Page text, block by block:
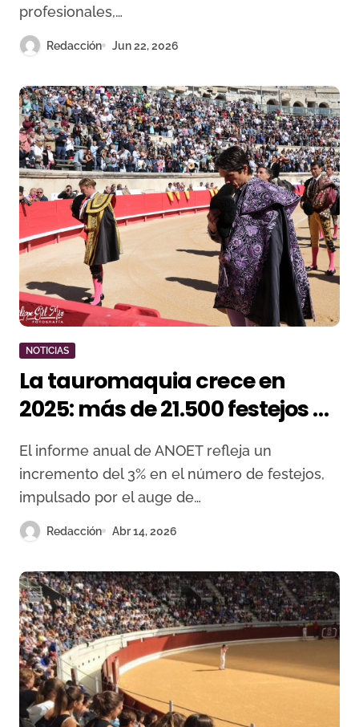
profesionales,…
Redacción Jun 22, 2026
NOTICIAS
La tauromaquia crece en
2025: más de 21.500 festejos y
expansión a nuevos
municipios
El informe anual de ANOET refleja un
incremento del 3% en el número de festejos,
impulsado por el auge de…
Redacción Abr 14, 2026